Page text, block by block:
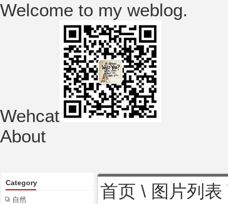
Welcome to my weblog.
Wehcat
About
Category
自然
首页 \ 图片列表